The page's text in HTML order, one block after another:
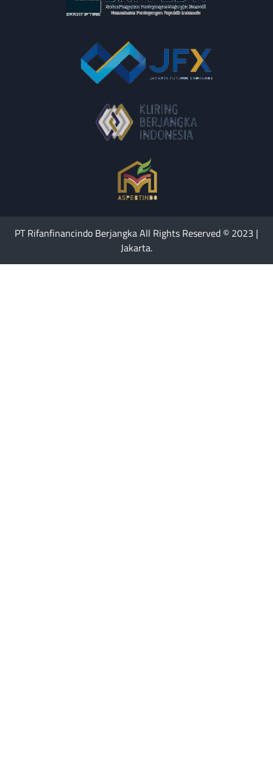
PT Rifanfinancindo Berjangka All Rights Reserved © 2023 |
Jakarta.